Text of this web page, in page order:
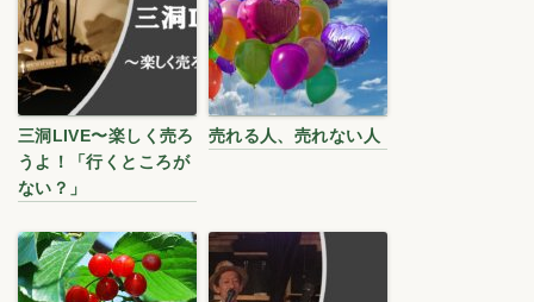
三洞LIVE〜楽しく売ろ
うよ！「行くところが
ない？」
売れる人、売れない人